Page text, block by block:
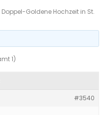
Doppel-Goldene Hochzeit in St.
1)
#3540